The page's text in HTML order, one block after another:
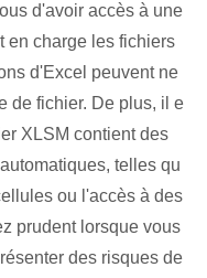
d'avoir accès à une
en charge les fichiers
d'Excel peuvent ne
de fichier. De plus, il e
XLSM contient des
telles qu
ou l'accès à des
prudent lorsque vous
des risques de